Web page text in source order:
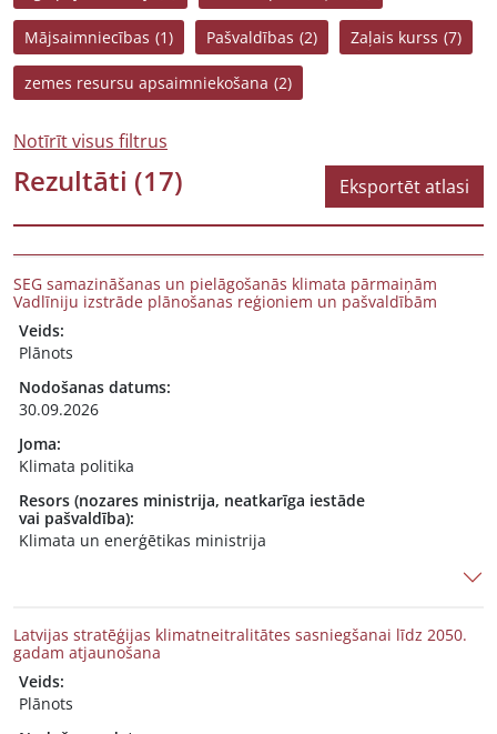
Mājsaimniecības (1) Pašvaldības (2) Zaļais kurss (7)
zemes resursu apsaimniekošana (2)
Notīrīt visus filtrus
Rezultāti (17) Eksportēt atlasi
SEG samazināšanas un pielāgošanās klimata pārmaiņām
Vadlīniju izstrāde plānošanas reģioniem un pašvaldībām
Veids:
Plānots
Nodošanas datums:
30.09.2026
Joma:
Klimata politika
Resors (nozares ministrija, neatkarīga iestāde
vai pašvaldība):
Klimata un enerģētikas ministrija
Latvijas stratēģijas klimatneitralitātes sasniegšanai līdz 2050.
gadam atjaunošana
Veids:
Plānots